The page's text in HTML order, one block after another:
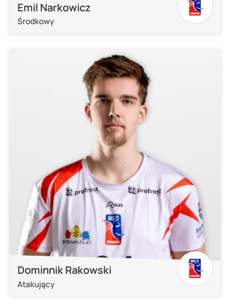
Emil Narkowicz
Środkowy
Dominnik Rakowski
Atakujący